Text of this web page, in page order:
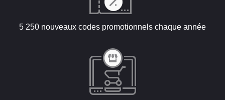
5 250 nouveaux codes promotionnels chaque année